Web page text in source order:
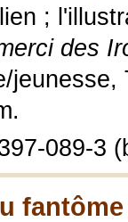
;
des
jeunesse,
089-3